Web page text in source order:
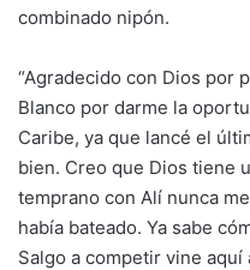
combinado nipón.
“Agradecido con Dios por
Blanco por darme la
Caribe, ya que lancé el
bien. Creo que Dios tiene
temprano con Alí nunca
había bateado. Ya sabe
Salgo a competir vine